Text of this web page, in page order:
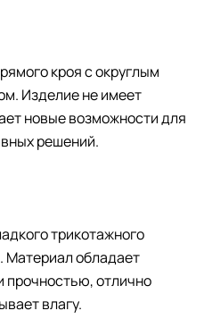
кроя с округлым
Изделие не имеет
новые возможности для
решений.
трикотажного
Материал обладает
прочностью, отлично
влагу.